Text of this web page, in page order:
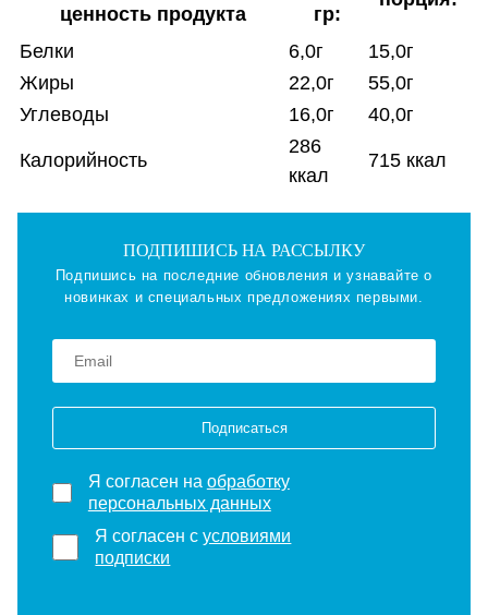
ценность продукта
гр:
Белки 6,0г
15,0г
Жиры
22,0г
55,0г
Углеводы
16,0г 40,0г
Калорийность
286
ккал
715 ккал
ПОДПИШИСЬ НА РАССЫЛКУ
Подпишись на последние обновления и узнавайте о
новинках и специальных предложениях первыми.
Подписаться
Я согласен на обработку
персональных данных
Я согласен сусловиями
подписки